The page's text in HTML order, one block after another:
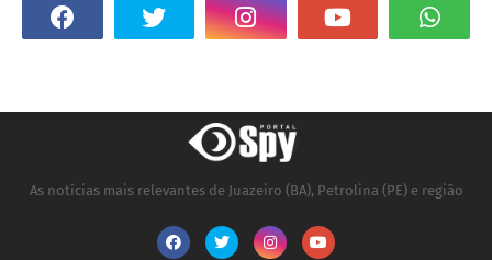
As notícias mais relevantes de Juazeiro (BA), Petrolina (PE) e região